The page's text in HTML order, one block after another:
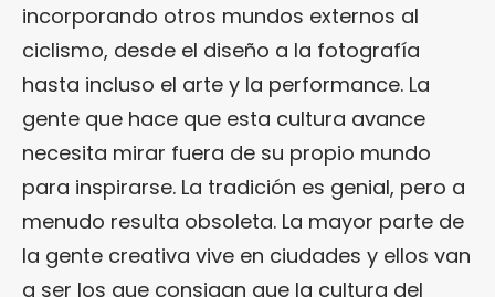
incorporando otros mundos externos al
ciclismo, desde el diseño a la fotografía
hasta incluso el arte y la performance. La
gente que hace que esta cultura avance
necesita mirar fuera de su propio mundo
para inspirarse. La tradición es genial, pero a
menudo resulta obsoleta. La mayor parte de
la gente creativa vive en ciudades y ellos van
a ser los que consigan que la cultura del